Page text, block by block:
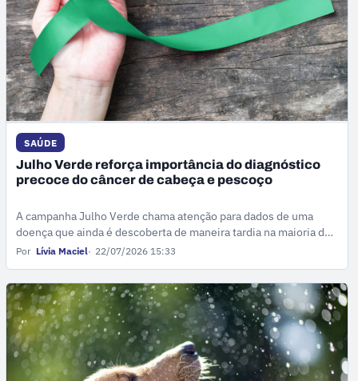
SAÚDE
Julho Verde reforça importância do diagnóstico
precoce do câncer de cabeça e pescoço
A campanha Julho Verde chama atenção para dados de uma
doença que ainda é descoberta de maneira tardia na maioria dos
casos.
Por Lívia Maciel 22/07/2026 15:33